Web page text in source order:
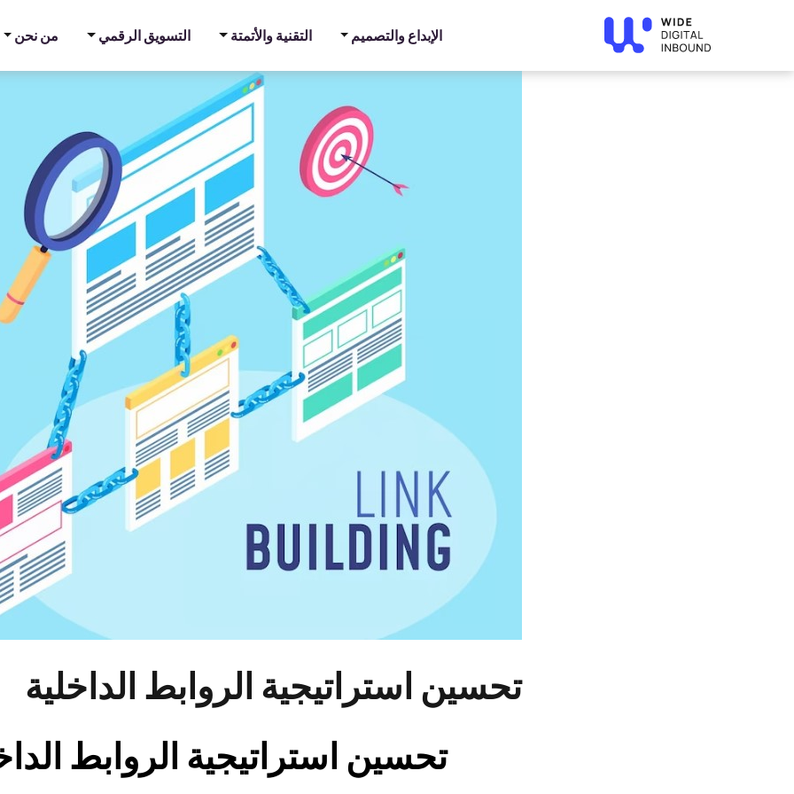
الإبداع والتصميم التقنية والأتمتة التسويق الرقمي من نحن
Home» Blog
»
تحسين استراتيجية الروابط الداخلية
تحسين استراتيجية الروابط